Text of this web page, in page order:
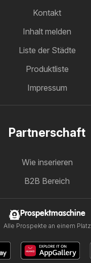
Kontakt
Inhalt melden
Liste der Städte
Produktliste
Impressum
Partnerschaft
Wie inserieren
B2B Bereich
Prospektmaschine
Alle Prospekte an einem Platz